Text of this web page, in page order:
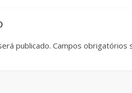
publicado. Campos obrigatórios